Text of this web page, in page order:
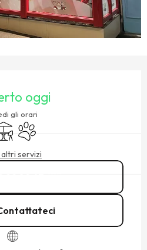
oggi
gli orari
Animali ammessi
altri servizi